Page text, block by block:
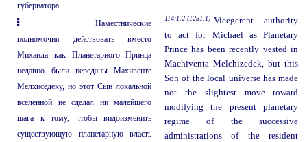
губернатора.
Наместнические
полномочия действовать вместо
Михаила как Планетарного Принца
недавно были переданы Махивенте
Мелхиседеку, но этот Сын локальной
вселенной не сделал ни малейшего
шага к тому, чтобы видоизменить
существующую планетарную власть
114:1.2 (1251.1) Vicegerent authority
to act for Michael as Planetary
Prince has been recently vested in
Machiventa Melchizedek, but this
Son of the local universe has made
not the slightest move toward
modifying the present planetary
regime of the successive
administrations of the resident